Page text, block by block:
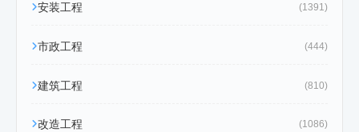
安装工程 (1391)
市政工程 (444)
建筑工程 (810)
改造工程 (1086)